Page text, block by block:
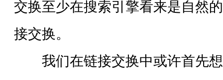
交换至少在搜索引擎看来是自然
接交换。
我们在链接交换中或许首先想